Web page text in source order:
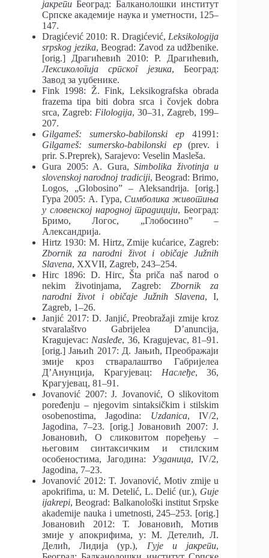
јакрепиБеоград: Балканолошки институт
Српске академије наука и уметности, 125–
147.
Dragićević 2010: R. Dragićević, Leksikologija
srpskog jezika, Beograd: Zavod za udžbenike.
[orig.] Драгићевић 2010: Р. Драгићевић,
Лексикологија српског језика, Београд:
Завод за уџбенике.
Fink 1998: Ž. Fink, Leksikografska obrada
frazema tipa biti dobra srca i čovjek dobra
srca, Zagreb: Filologija, 30–31, Zagreb, 199–
207.
Gilgameš: sumersko-babilonski ep41991:
Gilgameš: sumersko-babilonski ep(prev. i
prir. S.Preprek), Sarajevo: Veselin Masleša.
Gura 2005: A. Gura,Simbolika životinja u
slovenskoj narodnoj tradiciji, Beograd: Brimo,
Logos, „Globosino” – Aleksandrija. [orig.]
Гура 2005: А. Гура, Симболика животиња
у словенској народној традицији, Београд:
Бримо, Логос, „Глобосино” –
Александрија.
Hirtz 1930: M. Hirtz, Zmije kućarice, Zagreb:
Zbornik za narodni život i običaje Južnih
Slavena, XXVII, Zagreb, 243–254.
Hirc 1896: D. Hirc, Šta priča naš narod o
nekim životinjama, Zagreb: Zbornik za
narodni život i običaje Južnih Slavena, I,
Zagreb, 1–26.
Janjić 2017: D. Janjić, Preobražaji zmije kroz
stvaralaštvo Gabrijelea D’anuncija,
Kragujevac: Nasleđe, 36, Kragujevac, 81–91.
[orig.] Јањић 2017: Д. Јањић, Преображаји
змије кроз стваралаштво Габријелеа
Д’Анунција, Крагујевац: Наслеђе, 36,
Крагујевац, 81–91.
Jovanović 2007: J. Jovanović, O slikovitom
poređenju – njegovim sintaksičkim i stilskim
osobenostima, Jagodina: Uzdanica, IV/2,
Jagodina, 7–23. [orig.] Јовановић 2007: Ј.
Јовановић, О сликовитом поређењу –
његовим синтаксичким и стилским
особеностима, Јагодина: Узданица, IV/2,
Jagodina, 7–23.
Јovanović 2012: T. Jovanović, Motiv zmije u
apokrifima, u: M. Detelić, L. Delić (ur.), Guje
ijakrepi, Beograd: Balkanološki institut Srpske
akademije nauka i umetnosti, 245–253. [orig.]
Јовановић 2012: Т. Јовановић, Мотив
змије у апокрифима, у: М. Детелић, Л.
Делић, Лидија (ур.), Гује и јакрепи,